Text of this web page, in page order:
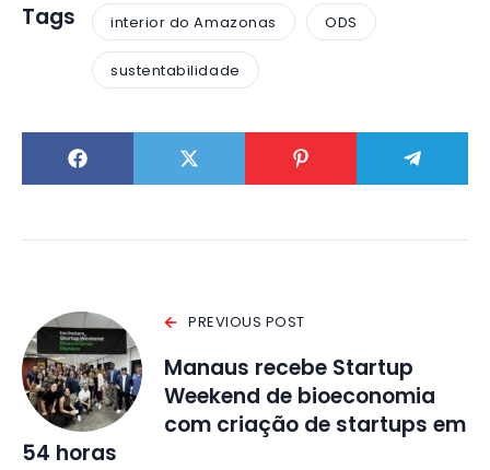
Tags interior do Amazonas ODS
sustentabilidade
PREVIOUS POST
Manaus recebe Startup
Weekend de bioeconomia
com criação de startups em
54 horas